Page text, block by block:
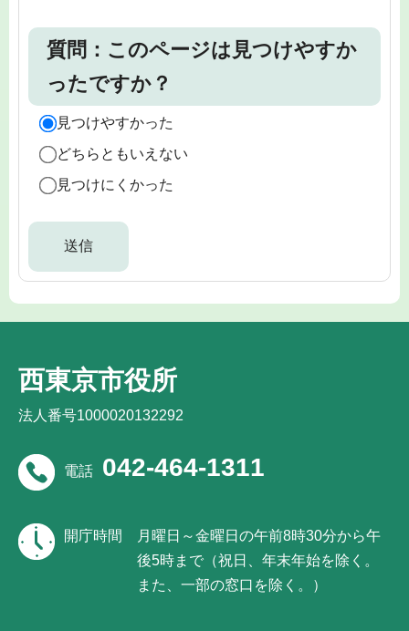
質問：このページは見つけやすか
ったですか？
見つけやすかった
どちらともいえない
見つけにくかった
西東京市役所
法人番号1000020132292
電話 042-464-1311
開庁時間
月曜日～金曜日の午前8時30分から午
後5時まで（祝日、年末年始を除く。
また、一部の窓口を除く。）